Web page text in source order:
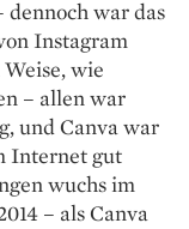
dennoch war das
­Instagram
wie
– allen war
und Canva war
Internet gut
wuchs im
– als Canva